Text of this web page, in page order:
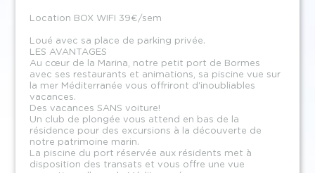
Location BOX WIFI 39€/sem
Loué avec sa place de parking privée.
LES AVANTAGES
Au cœur de la Marina, notre petit port de Bormes
avec ses restaurants et animations, sa piscine vue sur
la mer Méditerranée vous offriront d'inoubliables
vacances.
Des vacances SANS voiture!
Un club de plongée vous attend en bas de la
résidence pour des excursions à la découverte de
notre patrimoine marin.
La piscine du port réservée aux résidents met à
disposition des transats et vous offre une vue